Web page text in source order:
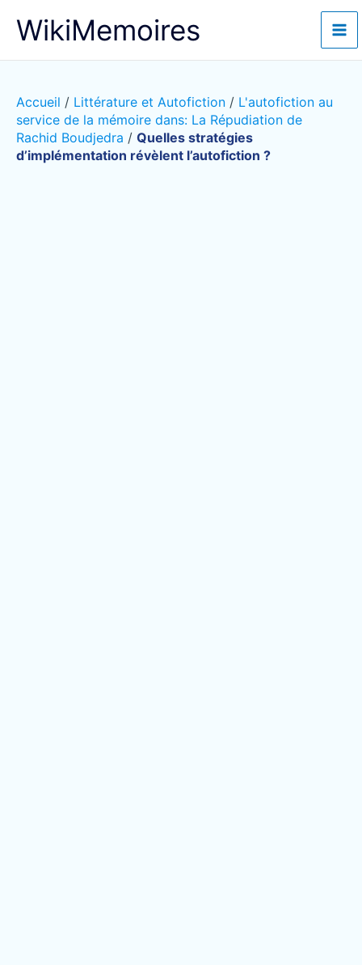
WikiMemoires
Accueil / Littérature et Autofiction / L'autofiction au
service de la mémoire dans: La Répudiation de
Rachid Boudjedra / Quelles stratégies
d’implémentation révèlent l’autofiction ?